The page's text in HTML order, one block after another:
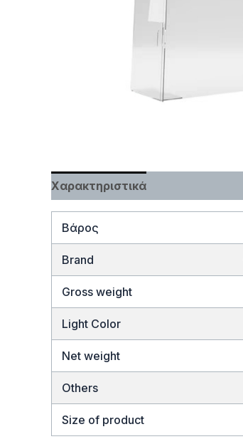
Χαρακτηριστικά
Βάρος
Brand
Gross weight
Light Color
Net weight
Others
Size of product